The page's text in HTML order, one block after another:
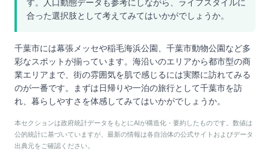
す。人口動態データも参考にしながら、ライフスタイルに
合った選択肢として考えてみてはいかがでしょうか。
千葉市には幕張メッセや稲毛海浜公園、千葉市動物公園など多
彩なスポットが揃っています。海沿いのエリアから都市型の商
業エリアまで、街の雰囲気を肌で感じるには実際に訪れてみる
のが一番です。まずは日帰りや一泊の旅行として千葉市を訪
れ、暮らしやすさを体感してみてはいかがでしょうか。
本セクションは政府統計データをもとにAIが構造化・要約したものです。数値は
公的統計に基づいていますが、最新の情報は各自治体の公式サイトおよびデータ
出典元をご確認ください。